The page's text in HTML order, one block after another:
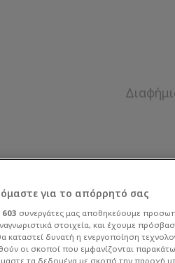
η
ίδιο
για το απόρρητό σας
603 συνεργάτες μας αποθηκεύουμε
στοιχεία, και έχουμε
καταστεί δυνατή η ενεργοποίηση
οι σκοποί που εμφανίζονται
τα δεδομένα με σκοπό την παροχή